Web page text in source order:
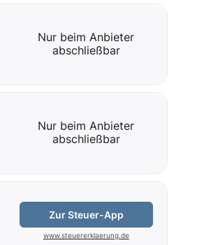
Nur beim Anbieter
abschließbar
Nur beim Anbieter
abschließbar
Zur Steuer-App
www.steuererklaerung.de